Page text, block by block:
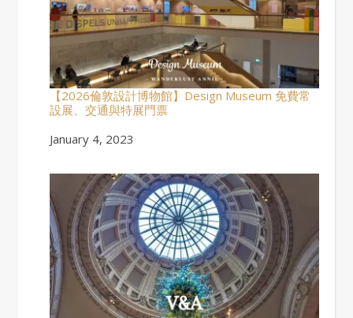
【2026倫敦設計博物館】Design Museum 免費常
設展、交通與特展門票
Date
January 4, 2023